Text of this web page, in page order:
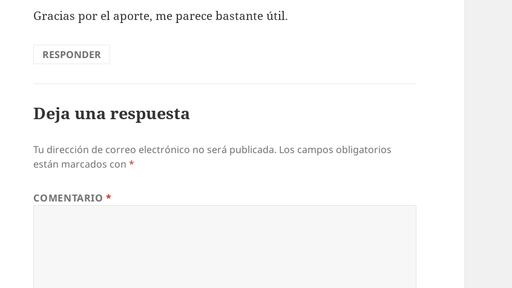
Gracias por el aporte, me parece bastante útil.
RESPONDER
Deja una respuesta
Tu dirección de correo electrónico no será publicada. Los campos obligatorios
están marcados con*
COMENTARIO*